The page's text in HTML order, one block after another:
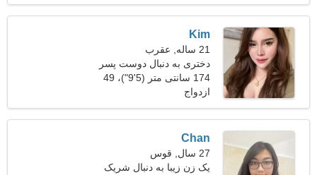
Kim
21 ساله, عقرب
دختری به دنبال دوست پسر
174 سانتی متر (5'9")، 49
کیلوگرم (108 پوند)
ازدواج
Chan
27 سال, قوس
یک زن زیبا به دنبال شریک